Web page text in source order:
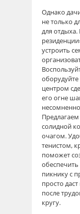
Однако
не только
для отдыха.
устроить
оборудуйте
центром
его огне
солидной
очагом.
тенистом,
поможет
пикнику с
просто
после
кругу.